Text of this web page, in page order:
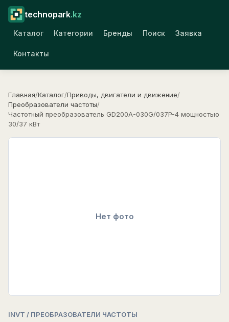
technopark.kz
Каталог Категории Бренды Поиск Заявка
Контакты
Главная/Каталог/Приводы, двигатели и движение/
Преобразователи частоты/
Частотный преобразователь GD200A-030G/037P-4 мощностью
30/37 кВт
Нет фото
INVT / ПРЕОБРАЗОВАТЕЛИ ЧАСТОТЫ